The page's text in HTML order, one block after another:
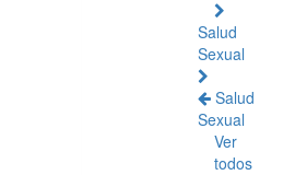
Salud
Sexual
Salud
Sexual
Ver
todos